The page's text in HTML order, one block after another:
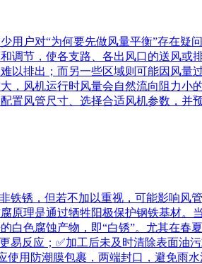
用户对“为何要先做风量平衡”存在疑
调节，使各支路、各出风口的送风或
以排出；而另一些区域则可能因风量
，风机运行时风量会自然流向阻力小
置风管尺寸、选择合适风机参数，并
铁锈，但若不加以重视，可能影响风
原理是通过牺牲阳极保护钢铁基材。
白色腐蚀产物，即“白锈”。尤其在春
易反应；✅加工后未及时清除表面油
用防潮膜包裹，两端封口，避免雨